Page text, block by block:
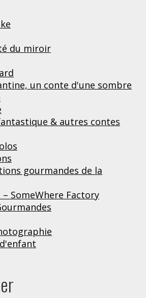
du miroir
un conte d'une sombre
& autres contes
gourmandes de la
SomeWhere Factory